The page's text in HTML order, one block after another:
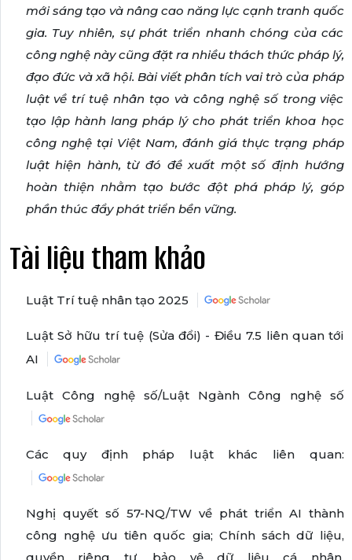
mới sáng tạo và nâng cao năng lực cạnh tranh quốc
gia. Tuy nhiên, sự phát triển nhanh chóng của các
công nghệ này cũng đặt ra nhiều thách thức pháp lý,
đạo đức và xã hội. Bài viết phân tích vai trò của pháp
luật về trí tuệ nhân tạo và công nghệ số trong việc
tạo lập hành lang pháp lý cho phát triển khoa học
công nghệ tại Việt Nam, đánh giá thực trạng pháp
luật hiện hành, từ đó đề xuất một số định hướng
hoàn thiện nhằm tạo bước đột phá pháp lý, góp
phần thúc đẩy phát triển bền vững.
Tài liệu tham khảo
Luật Trí tuệ nhân tạo 2025
Luật Sở hữu trí tuệ (Sửa đổi) - Điều 7.5 liên quan tới
AI
Luật Công nghệ số/Luật Ngành Công nghệ số
Các quy định pháp luật khác liên quan:
Nghị quyết số 57-NQ/TW về phát triển AI thành
công nghệ ưu tiên quốc gia; Chính sách dữ liệu,